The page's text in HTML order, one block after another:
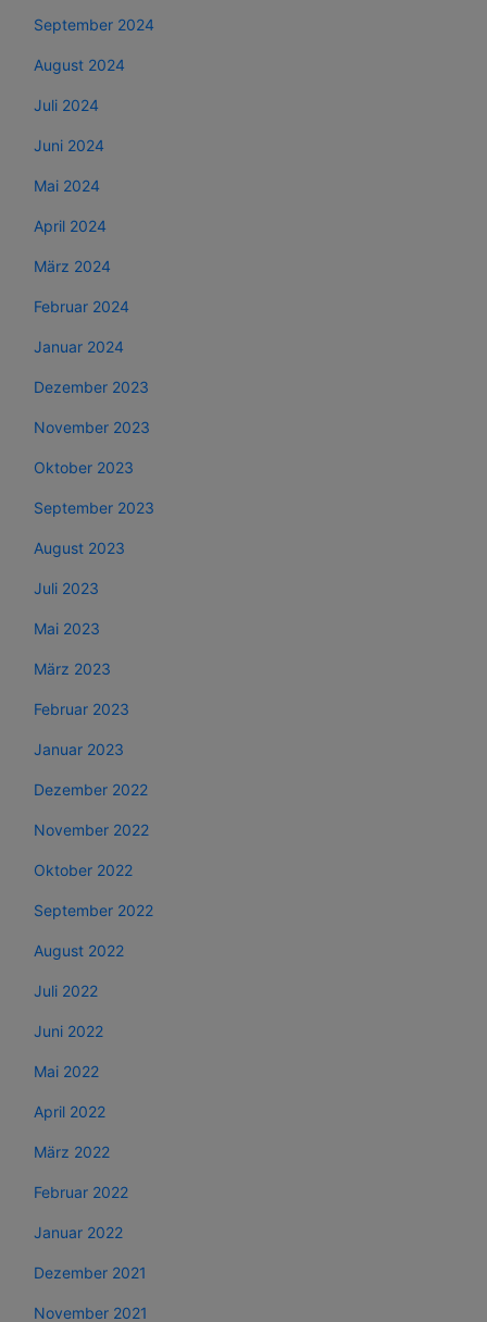
September 2024
August 2024
Juli 2024
Juni 2024
Mai 2024
April 2024
März 2024
Februar 2024
Januar 2024
Dezember 2023
November 2023
Oktober 2023
September 2023
August 2023
Juli 2023
Mai 2023
März 2023
Februar 2023
Januar 2023
Dezember 2022
November 2022
Oktober 2022
September 2022
August 2022
Juli 2022
Juni 2022
Mai 2022
April 2022
März 2022
Februar 2022
Januar 2022
Dezember 2021
November 2021